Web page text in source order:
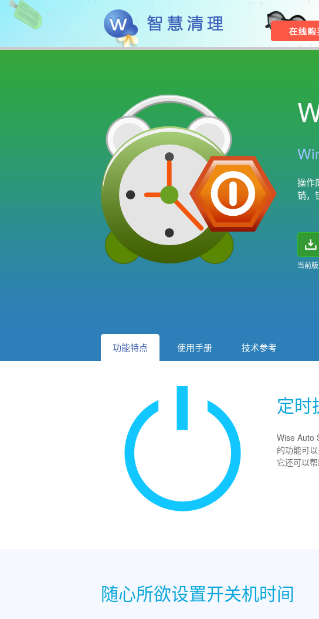
操作
销，
当前
功能特点 使用手册 技术参考
定时
Wise Auto
的功能可
它还可以
随心所欲设置开关机时间